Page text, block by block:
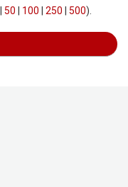
50 100 250 500).